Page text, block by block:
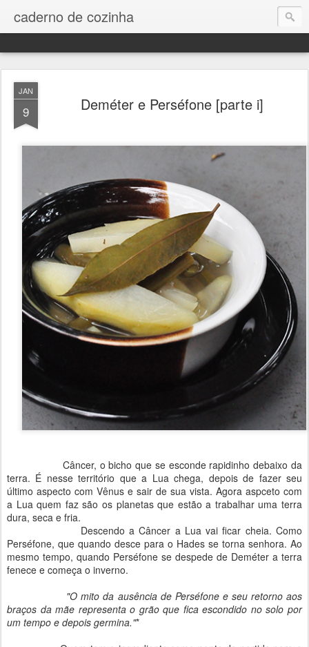
caderno de cozinha
JAN
9 Deméter e Perséfone [parte i]
Câncer, o bicho que se esconde rapidinho debaixo da
terra. É nesse território que a Lua chega, depois de fazer seu
último aspecto com Vênus e sair de sua vista. Agora aspceto com
a Lua quem faz são os planetas que estão a trabalhar uma terra
dura, seca e fria.
Descendo a Câncer a Lua vai ficar cheia. Como
Perséfone, que quando desce para o Hades se torna senhora. Ao
mesmo tempo, quando Perséfone se despede de Deméter a terra
fenece e começa o inverno.
"O mito da ausência de Perséfone e seu retorno aos
braços da mãe representa o grão que fica escondido no solo por
um tempo e depois germina."*